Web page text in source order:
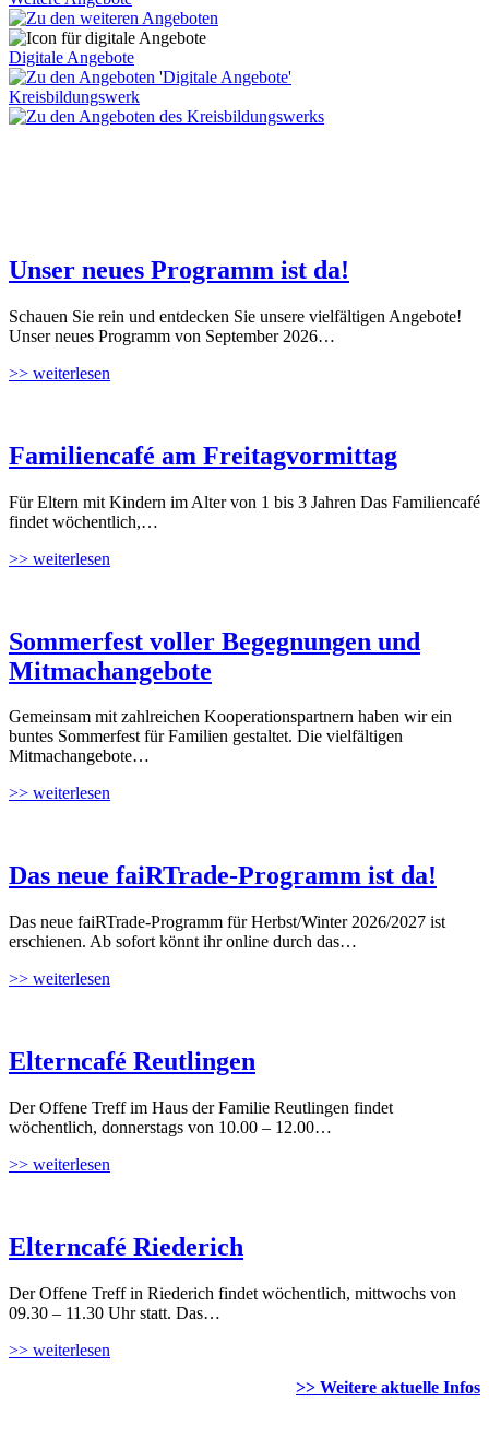
Digitale Angebote
Kreisbildungswerk
Unser neues Programm ist da!
Schauen Sie rein und entdecken Sie unsere vielfältigen Angebote!
Unser neues Programm von September 2026…
>> weiterlesen
Familiencafé am Freitagvormittag
Für Eltern mit Kindern im Alter von 1 bis 3 Jahren Das Familiencafé
findet wöchentlich,…
>> weiterlesen
Sommerfest voller Begegnungen und
Mitmachangebote
Gemeinsam mit zahlreichen Kooperationspartnern haben wir ein
buntes Sommerfest für Familien gestaltet. Die vielfältigen
Mitmachangebote…
>> weiterlesen
Das neue faiRTrade-Programm ist da!
Das neue faiRTrade-Programm für Herbst/Winter 2026/2027 ist
erschienen. Ab sofort könnt ihr online durch das…
>> weiterlesen
Elterncafé Reutlingen
Der Offene Treff im Haus der Familie Reutlingen findet
wöchentlich, donnerstags von 10.00 – 12.00…
>> weiterlesen
Elterncafé Riederich
Der Offene Treff in Riederich findet wöchentlich, mittwochs von
09.30 – 11.30 Uhr statt. Das…
>> weiterlesen
>> Weitere aktuelle Infos